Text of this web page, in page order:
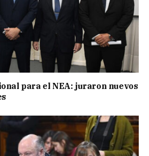
para el NEA: juraron nuevos